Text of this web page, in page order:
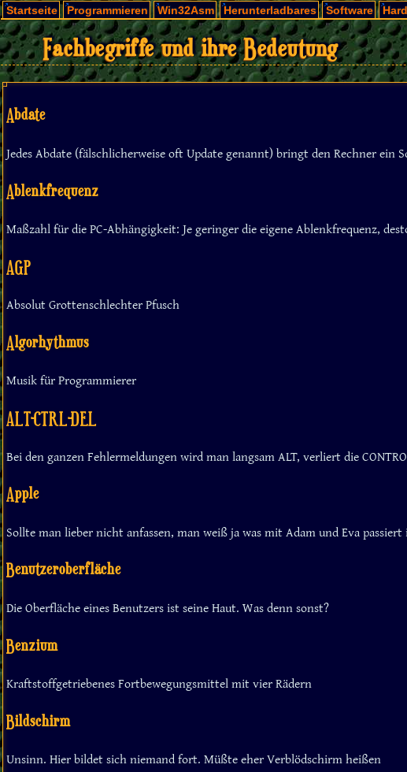
Startseite Programmieren Win32Asm Herunterladbares Software
Fachbegriffe und ihre Bedeutung
Abdate
Jedes Abdate (fälschlicherweise oft Update genannt) bringt den Rechner ein
Ablenkfrequenz
Maßzahl für die PC-Abhängigkeit: Je geringer die eigene Ablenkfrequenz,
AGP
Absolut Grottenschlechter Pfusch
Algorhythmus
Musik für Programmierer
ALT-CTRL-DEL
Bei den ganzen Fehlermeldungen wird man langsam ALT, verliert die
Apple
Sollte man lieber nicht anfassen, man weiß ja was mit Adam und Eva passiert
Benutzeroberfläche
Die Oberfläche eines Benutzers ist seine Haut. Was denn sonst?
Benzium
Kraftstoffgetriebenes Fortbewegungsmittel mit vier Rädern
Bildschirm
Unsinn. Hier bildet sich niemand fort. Müßte eher Verblödschirm heißen